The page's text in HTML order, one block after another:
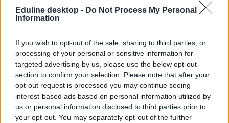
Eduline desktop - Do Not Process My Personal
Information
If you wish to opt-out of the sale, sharing to third parties, or
processing of your personal or sensitive information for
targeted advertising by us, please use the below opt-out
section to confirm your selection. Please note that after your
opt-out request is processed you may continue seeing
interest-based ads based on personal information utilized by
us or personal information disclosed to third parties prior to
your opt-out. You may separately opt-out of the further
#diák teljesítmény
Jocó bácsi: „A bizonyítvány nem a gyerek
képességeit, hanem az adott tanévben nyújtott
teljesítményét mutatja”